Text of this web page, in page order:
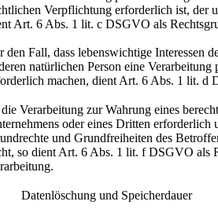
Verpflichtung erforderlich ist, der
Art. 6 Abs. 1 lit. c DSGVO als
den Fall, dass lebenswichtige Interessen
natürlichen Person eine Verarbeitung
machen, dient Art. 6 Abs. 1 lit. d
Verarbeitung zur Wahrung eines
oder eines Dritten erforderlich
und Grundfreiheiten des
so dient Art. 6 Abs. 1 lit. f DSGVO als
und Speicherdauer